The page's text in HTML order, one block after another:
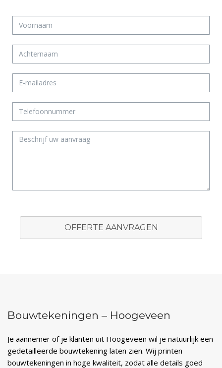
OFFERTE AANVRAGEN
Bouwtekeningen – Hoogeveen
Je aannemer of je klanten uit Hoogeveen wil je natuurlijk een
gedetailleerde bouwtekening laten zien. Wij printen
bouwtekeningen in hoge kwaliteit, zodat alle details goed